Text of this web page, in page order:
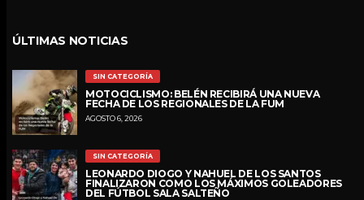
ÚLTIMAS NOTICIAS
SIN CATEGORÍA
MOTOCICLISMO: BELÉN RECIBIRÁ UNA NUEVA
FECHA DE LOS REGIONALES DE LA FUM
AGOSTO 6, 2026
SIN CATEGORÍA
LEONARDO DIOGO Y NAHUEL DE LOS SANTOS
FINALIZARON COMO LOS MÁXIMOS GOLEADORES
DEL FÚTBOL SALA SALTEÑO